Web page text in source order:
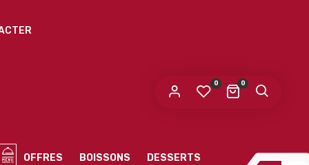
0
0
OFFRES BOISSONS DESSERTS